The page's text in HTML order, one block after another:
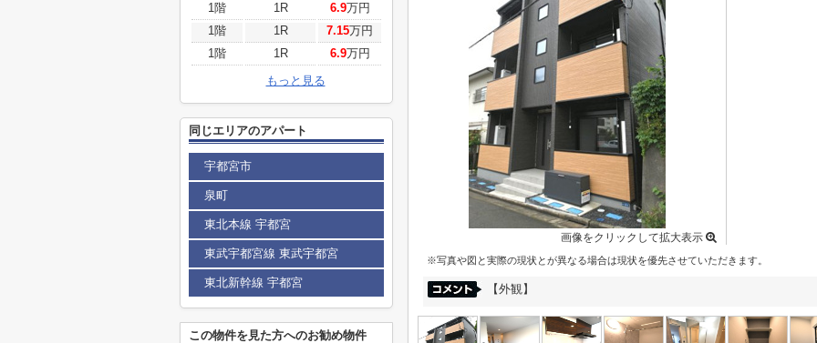
画像をクリックして拡大表示
※写真や図と実際の現状とが異なる場合は現状を優先させていただきます。
【外観】
1階
1R 6.9万円
1階
1R 7.15万円
1階
1R 6.9万円
もっと見る
同じエリアのアパート
宇都宮市
泉町
東北本線 宇都宮
東武宇都宮線 東武宇都宮
東北新幹線 宇都宮
この物件を見た方へのお勧め物件